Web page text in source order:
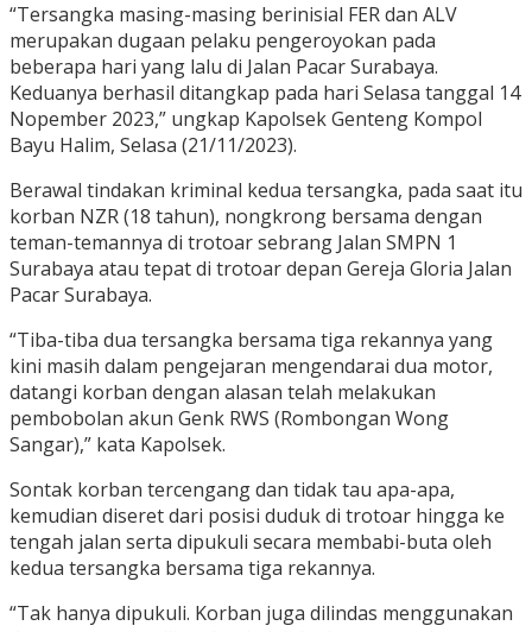
“Tersangka masing-masing berinisial FER dan ALV
merupakan dugaan pelaku pengeroyokan pada
beberapa hari yang lalu di Jalan Pacar Surabaya.
Keduanya berhasil ditangkap pada hari Selasa tanggal 14
Nopember 2023,” ungkap Kapolsek Genteng Kompol
Bayu Halim, Selasa (21/11/2023).
Berawal tindakan kriminal kedua tersangka, pada saat itu
korban NZR (18 tahun), nongkrong bersama dengan
teman-temannya di trotoar sebrang Jalan SMPN 1
Surabaya atau tepat di trotoar depan Gereja Gloria Jalan
Pacar Surabaya.
“Tiba-tiba dua tersangka bersama tiga rekannya yang
kini masih dalam pengejaran mengendarai dua motor,
datangi korban dengan alasan telah melakukan
pembobolan akun Genk RWS (Rombongan Wong
Sangar),” kata Kapolsek.
Sontak korban tercengang dan tidak tau apa-apa,
kemudian diseret dari posisi duduk di trotoar hingga ke
tengah jalan serta dipukuli secara membabi-buta oleh
kedua tersangka bersama tiga rekannya.
“Tak hanya dipukuli. Korban juga dilindas menggunakan